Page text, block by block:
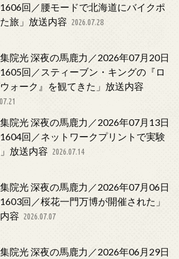
回／腰モードで北海道にバイクポ
旅」放送内容 2026.07.28
集院光 深夜の馬鹿力／2026年07月20日
回／スティーブン・キングの『ロ
ォーク』を観てきた」放送内容
集院光 深夜の馬鹿力／2026年07月13日
回／ネットワークプリントで実験
放送内容 2026.07.14
集院光 深夜の馬鹿力／2026年07月06日
回／桜花一門万博が開催された」
容 2026.07.07
集院光 深夜の馬鹿力／2026年06月29日